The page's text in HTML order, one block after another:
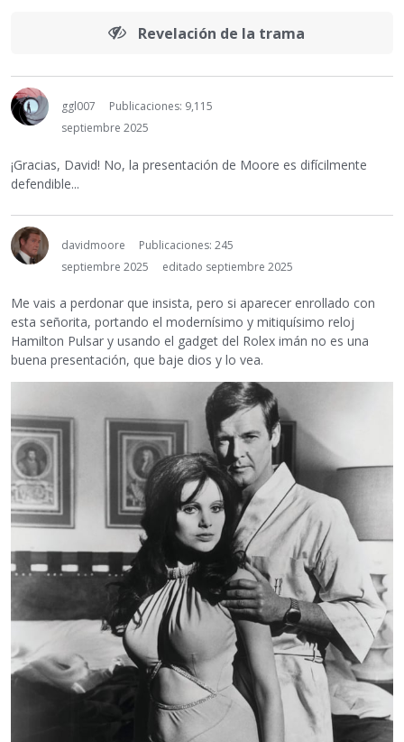
Revelación de la trama
ggl007
Publicaciones: 9,115
septiembre 2025
¡Gracias, David! No, la presentación de Moore es difícilmente
defendible...
davidmoore
Publicaciones: 245
septiembre 2025
editado septiembre 2025
Me vais a perdonar que insista, pero si aparecer enrollado con
esta señorita, portando el modernísimo y mitiquísimo reloj
Hamilton Pulsar y usando el gadget del Rolex imán no es una
buena presentación, que baje dios y lo vea.